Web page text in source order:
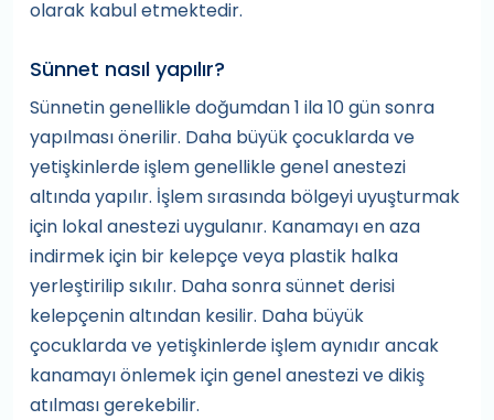
olarak kabul etmektedir.
Sünnet nasıl yapılır?
Sünnetin genellikle doğumdan 1 ila 10 gün sonra
yapılması önerilir. Daha büyük çocuklarda ve
yetişkinlerde işlem genellikle genel anestezi
altında yapılır. İşlem sırasında bölgeyi uyuşturmak
için lokal anestezi uygulanır. Kanamayı en aza
indirmek için bir kelepçe veya plastik halka
yerleştirilip sıkılır. Daha sonra sünnet derisi
kelepçenin altından kesilir. Daha büyük
çocuklarda ve yetişkinlerde işlem aynıdır ancak
kanamayı önlemek için genel anestezi ve dikiş
atılması gerekebilir.